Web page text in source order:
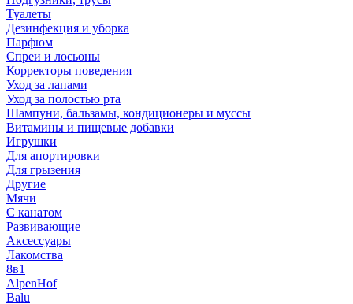
Туалеты
Дезинфекция и уборка
Парфюм
Спреи и лосьоны
Корректоры поведения
Уход за лапами
Уход за полостью рта
Шампуни, бальзамы, кондиционеры и муссы
Витамины и пищевые добавки
Игрушки
Для апортировки
Для грызения
Другие
Мячи
С канатом
Развивающие
Аксессуары
Лакомства
8в1
AlpenHof
Balu